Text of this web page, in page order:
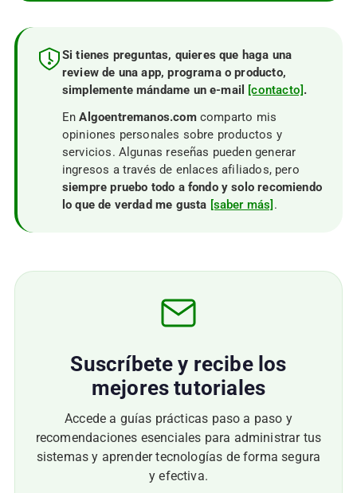
Si tienes preguntas, quieres que haga una
review de una app, programa o producto,
simplemente mándame un e-mail [contacto].
EnAlgoentremanos.comcomparto mis
opiniones personales sobre productos y
servicios. Algunas reseñas pueden generar
ingresos a través de enlaces afiliados, pero
siempre pruebo todo a fondo y solo recomiendo
lo que de verdad me gusta [saber más] .
Suscríbete y recibe los
mejores tutoriales
Accede a guías prácticas paso a paso y
recomendaciones esenciales para administrar tus
sistemas y aprender tecnologías de forma segura
y efectiva.